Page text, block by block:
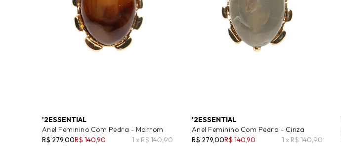
'2ESSENTIAL
Anel Feminino Com Pedra - Marrom
R$ 279,00R$ 140,90 1 x R$ 140,90
'2ESSENTIAL
Anel Feminino Com Pedra - Cinza
R$ 279,00R$ 140,90 1 x R$ 140,90